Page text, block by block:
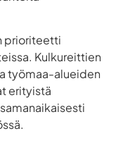
prioriteetti
Kulkureittien
työmaa-alueiden
erityistä